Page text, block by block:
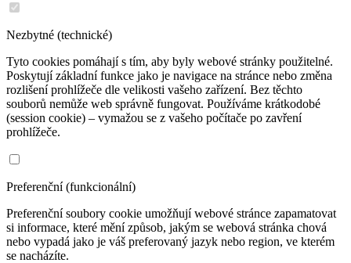
Nezbytné (technické)
Tyto cookies pomáhají s tím, aby byly webové stránky použitelné.
Poskytují základní funkce jako je navigace na stránce nebo změna
rozlišení prohlížeče dle velikosti vašeho zařízení. Bez těchto
souborů nemůže web správně fungovat. Používáme krátkodobé
(session cookie) – vymažou se z vašeho počítače po zavření
prohlížeče.
Preferenční (funkcionální)
Preferenční soubory cookie umožňují webové stránce zapamatovat
si informace, které mění způsob, jakým se webová stránka chová
nebo vypadá jako je váš preferovaný jazyk nebo region, ve kterém
se nacházíte.